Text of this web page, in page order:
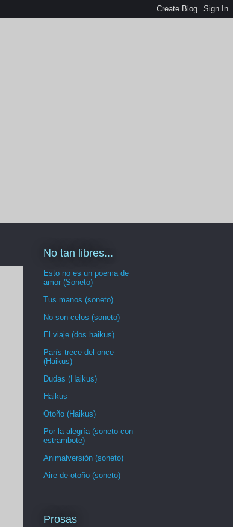
No tan libres...
Esto no es un poema de
amor (Soneto)
Tus manos (soneto)
No son celos (soneto)
El viaje (dos haikus)
París trece del once
(Haikus)
Dudas (Haikus)
Haikus
Otoño (Haikus)
Por la alegría (soneto con
estrambote)
Animalversión (soneto)
Aire de otoño (soneto)
Prosas